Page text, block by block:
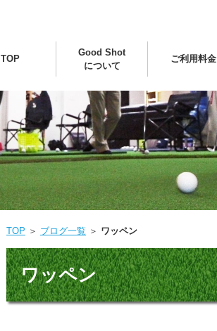
TOP
Good Shot
について
ご利用料金
TOP ＞ ブログ一覧 ＞ ワッペン
ワッペン